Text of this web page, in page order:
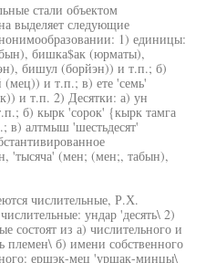
стали объектом
выделяет следующие
1) единицы:
бишка$ак (юрматы),
бишул (борйэн)) и т.п.; б)
(мец)) и т.п.; в) ете 'семь'
и т.п. 2) Десятки: а) ун
б) кырк 'сорок' {кырк тамга
в) алтмыш 'шестьдесят'
'тысяча' (мен; (мен;, табын),
числительные, Р.Х.
ундар 'десять\ 2)
состоят из а) числительного и
племен\ б) имени собственного
ершэк-мец 'уршак-минцы\